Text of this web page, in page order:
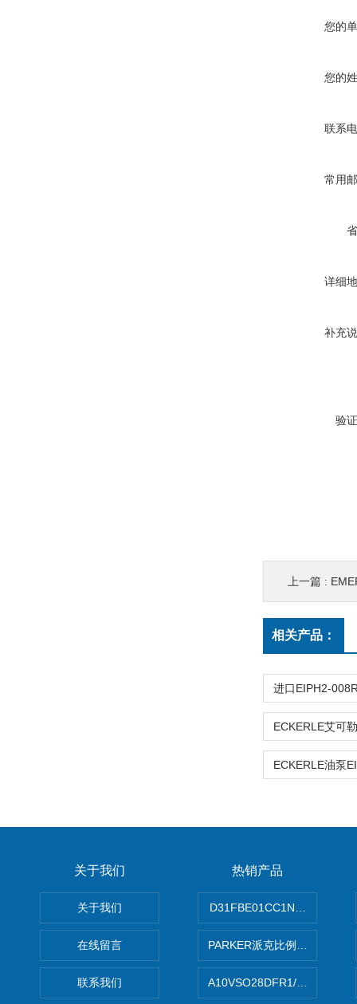
您的
您的
联系
常用
详细
补充
验
上一篇 :
相关产品：
关于我们
关于我们
在线留言
联系我们
热销产品
PARKER派克比例阀 柱塞泵
A10VSO28DFR1/